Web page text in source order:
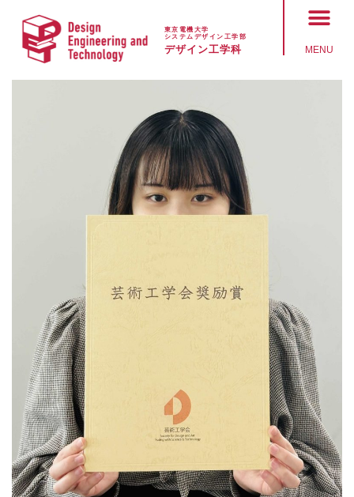
東京電機大学
システムデザイン工学部
デザイン工学科